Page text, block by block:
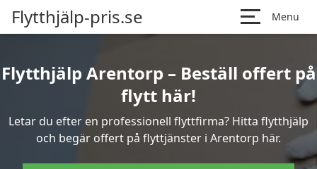
Flytthjälp-pris.se Menu
Flytthjälp Arentorp – Beställ offert på
flytt här!
Letar du efter en professionell flyttfirma? Hitta flytthjälp
och begär offert på flyttjänster i Arentorp här.